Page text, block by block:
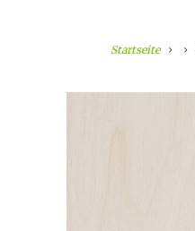
Startseite